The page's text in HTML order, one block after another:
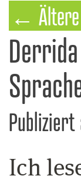
←
Publiziert
Ich